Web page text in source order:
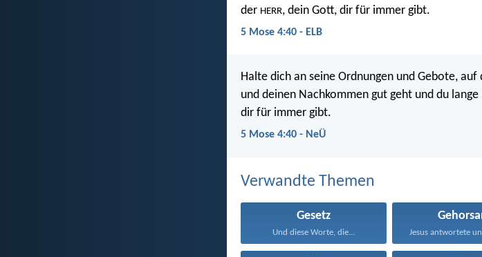
der HERR, dein Gott, dir für immer gibt.
5 Mose 4:40 - ELB
Halte dich an seine Ordnungen und Gebote,
und deinen Nachkommen gut geht und du
dir für immer gibt.
5 Mose 4:40 - NeÜ
Verwandte Themen
Gesetz
Und diese Worte, die...